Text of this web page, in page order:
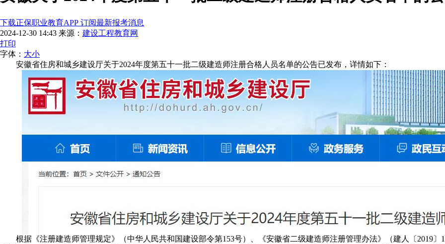
下载正保职业教育APP 订阅最新报考消息
2024-12-30 14:43 来源： 建设工程教育网
打印
字体： 大小
安徽省住房和城乡建设厅关于2024年度第五十一批二级建造师注册合格人员名单的公告已发布，详情如下：
根据《注册建造师管理规定》（中华人民共和国建设部令第153号）、《安徽省二级建造师注册管理办法》（建人〔2019